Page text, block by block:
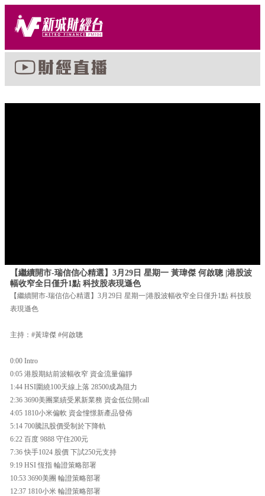
【繼續開市-瑞信信心精選】3月29日 星期一 黃瑋傑 何啟聰 |港股波
幅收窄全日僅升1點 科技股表現遜色
【繼續開市-瑞信信心精選】3月29日 星期一|港股波幅收窄全日僅升1點 科技股
表現遜色
主持：#黃瑋傑 #何啟聰
0:00 Intro
0:05 港股期結前波幅收窄 資金流量偏靜
1:44 HSI圍繞100天線上落 28500成為阻力
2:36 3690美團業績受累新業務 資金低位開call
4:05 1810小米偏軟 資金憧憬新產品發佈
5:14 700騰訊股價受制於下降軌
6:22 百度 9888 守住200元
7:36 快手1024 股價 下試250元支持
9:19 HSI 恆指 輪證策略部署
10:53 3690美團 輪證策略部署
12:37 1810小米 輪證策略部署